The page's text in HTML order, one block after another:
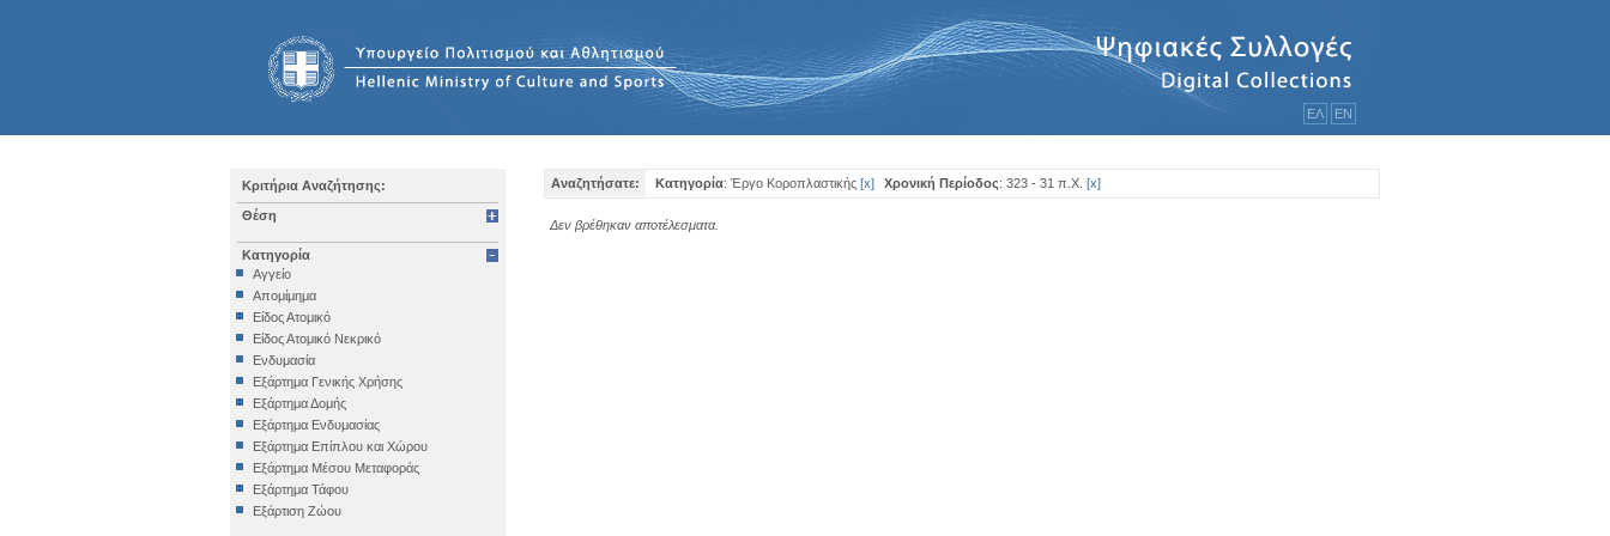
ΕΛ ΕΝ
Κριτήρια Αναζήτησης:
Θέση
Κατηγορία
Αγγείο
Απομίμημα
Είδος Ατομικό
Είδος Ατομικό Νεκρικό
Ενδυμασία
Εξάρτημα Γενικής Χρήσης
Εξάρτημα Δομής
Εξάρτημα Ενδυμασίας
Εξάρτημα Επίπλου και Χώρου
Εξάρτημα Μέσου Μεταφοράς
Εξάρτημα Τάφου
Εξάρτιση Ζώου
Αναζητήσατε: Κατηγορία: Έργο Κοροπλαστικής [x] Χρονική Περίοδος: 323 - 31 π.Χ. [x]
Δεν βρέθηκαν αποτέλεσματα.